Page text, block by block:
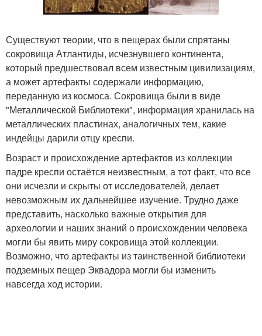
Существуют теории, что в пещерах были спрятаны
сокровища Атлантиды, исчезнувшего континента,
который предшествовал всем известным цивилизациям,
а может артефакты содержали информацию,
переданную из космоса. Сокровища были в виде
"Металлической Библиотеки", информация хранилась на
металлических пластинах, аналогичных тем, какие
индейцы дарили отцу креспи.
Возраст и происхождение артефактов из коллекции
падре креспи остаётся неизвестным, а тот факт, что все
они исчезли и скрыты от исследователей, делает
невозможным их дальнейшее изучение. Трудно даже
представить, насколько важные открытия для
археологии и наших знаний о происхождении человека
могли бы явить миру сокровища этой коллекции.
Возможно, что артефакты из таинственной библиотеки
подземных пещер Эквадора могли бы изменить
навсегда ход истории.